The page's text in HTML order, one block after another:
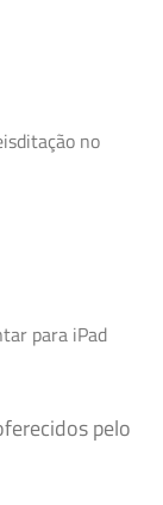
no
para iPad
pelo